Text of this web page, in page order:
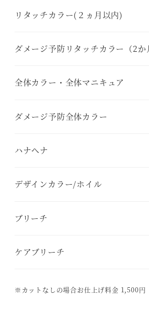
リタッチカラー(２ヵ月以内)
ダメージ予防リタッチカラー（2か
全体カラー・全体マニキュア
ダメージ予防全体カラー
ハナヘナ
デザインカラー/ホイル
ブリーチ
ケアブリーチ
※カットなしの場合お仕上げ料金 1,500円